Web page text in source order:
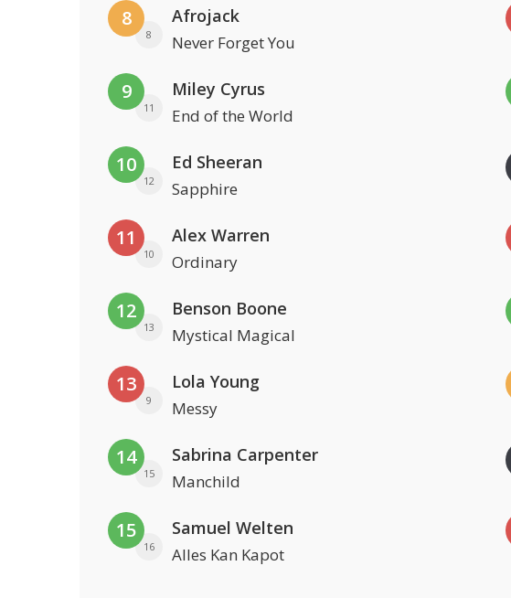
8
8
Afrojack
Never Forget You
9
11
Miley Cyrus
End of the World
10
12
Ed Sheeran
Sapphire
11
10
Alex Warren
Ordinary
12
13
Benson Boone
Mystical Magical
13
9
Lola Young
Messy
14
15
Sabrina Carpenter
Manchild
15
16
Samuel Welten
Alles Kan Kapot